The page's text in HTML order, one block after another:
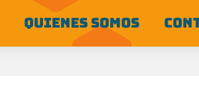
QUIENES SOMOS